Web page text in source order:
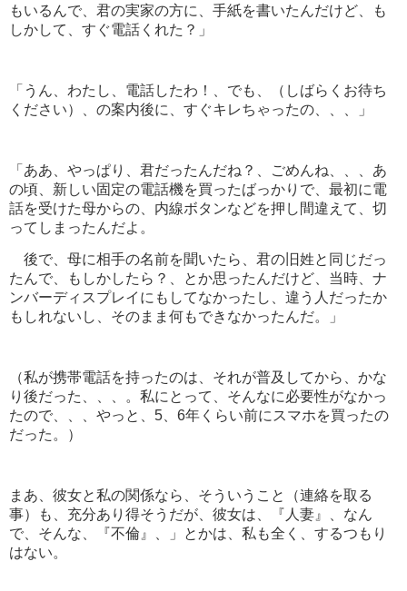
もいるんで、君の実家の方に、手紙を書いたんだけど、も
しかして、すぐ電話くれた？」
「うん、わたし、電話したわ！、でも、（しばらくお待ち
ください）、の案内後に、すぐキレちゃったの、、、」
「ああ、やっぱり、君だったんだね？、ごめんね、、、あ
の頃、新しい固定の電話機を買ったばっかりで、最初に電
話を受けた母からの、内線ボタンなどを押し間違えて、切
ってしまったんだよ。
後で、母に相手の名前を聞いたら、君の旧姓と同じだっ
たんで、もしかしたら？、とか思ったんだけど、当時、ナ
ンバーディスプレイにもしてなかったし、違う人だったか
もしれないし、そのまま何もできなかったんだ。」
（私が携帯電話を持ったのは、それが普及してから、かな
り後だった、、、。私にとって、そんなに必要性がなかっ
たので、、、やっと、5、6年くらい前にスマホを買ったの
だった。）
まあ、彼女と私の関係なら、そういうこと（連絡を取る
事）も、充分あり得そうだが、彼女は、『人妻』、なん
で、そんな、『不倫』、」とかは、私も全く、するつもり
はない。